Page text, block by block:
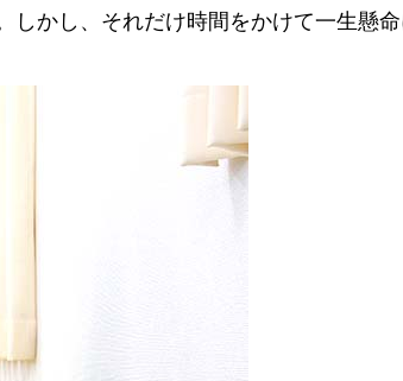
かし、それだけ時間をかけて一生懸